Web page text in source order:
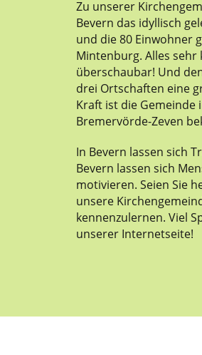
Zu unserer
Bevern das idyllisch
und die 80 Einwohner
Mintenburg. Alles sehr
überschaubar! Und
drei Ortschaften eine
Kraft ist die Gemeinde
Bremervörde-Zeven
In Bevern lassen sich
Bevern lassen sich
motivieren. Seien Sie
unsere
kennenzulernen. Viel
unserer Internetseite!